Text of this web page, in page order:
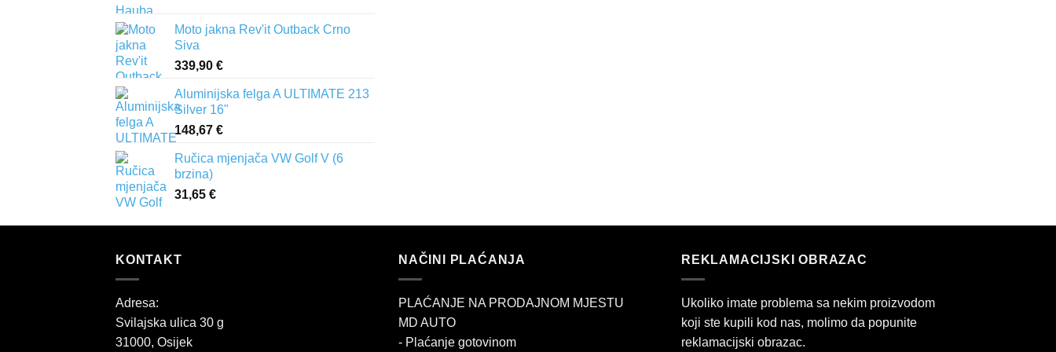
Moto jakna Rev'it Outback Crno
Siva
339,90 €
Aluminijska felga A ULTIMATE 213
Silver 16"
148,67 €
Ručica mjenjača VW Golf V (6
brzina)
31,65 €
KONTAKT
Adresa:
Svilajska ulica 30 g
31000, Osijek
NAČINI PLAĆANJA
PLAĆANJE NA PRODAJNOM MJESTU
MD AUTO
- Plaćanje gotovinom
REKLAMACIJSKI OBRAZAC
Ukoliko imate problema sa nekim proizvodom
koji ste kupili kod nas, molimo da popunite
reklamacijski obrazac.